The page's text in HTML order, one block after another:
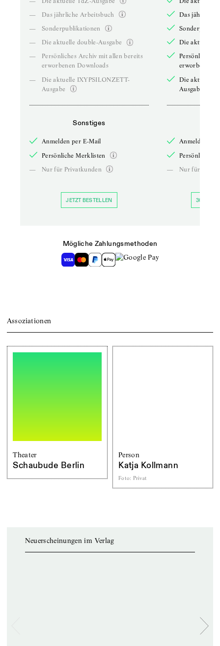
—
Das jährliche Arbeitsbuch
—
Sonderpublikationen
—
Die aktuelle double-Ausgabe
—
Persönliches Archiv mit allen bereits
erworbenen Downloads
—
Die aktuelle IXYPSILONZETT-
Ausgabe
Sonstiges
Anmelden per E-Mail
Persönliche Merklisten
—
Nur für Privatkunden
JETZT BESTELLEN
Das jährliche
Die aktuelle
Persönliches
erworbenen
Die aktuelle
Ausgabe
Anmelden
Persönliche
—
Nur für
30 TAGE
Mögliche Zahlungsmethoden
Assoziationen
Theater
Schaubude Berlin
Person
Katja Kollmann
Foto: Privat
Neuerscheinungen im Verlag